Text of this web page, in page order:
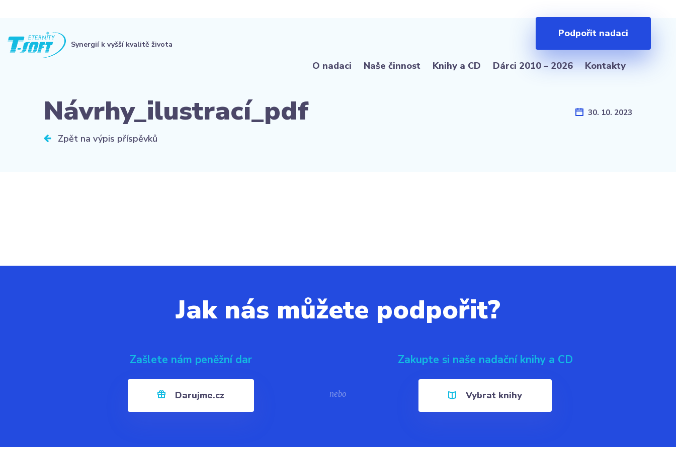
Synergií k vyšší kvalitě života
Podpořit nadaci
O nadaci Naše činnost Knihy a CD Dárci 2010 – 2026 Kontakty
Návrhy_ilustrací_pdf 30. 10. 2023
Zpět na výpis příspěvků
Jak nás můžete podpořit?
Zašlete nám peněžní dar
Darujme.cz nebo
Zakupte si naše nadační knihy a CD
Vybrat knihy